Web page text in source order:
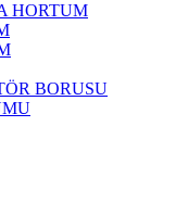
HORTUM
BORUSU